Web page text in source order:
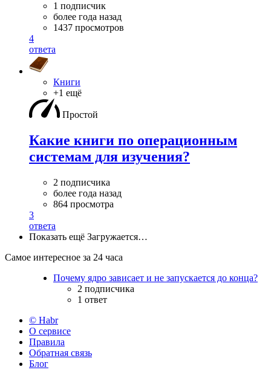
1 подписчик
более года назад
1437 просмотров
4
ответа
Книги
+1 ещё
Простой
Какие книги по операционным
системам для изучения?
2 подписчика
более года назад
864 просмотра
3
ответа
Показать ещё Загружается…
Самое интересное за 24 часа
Почему ядро зависает и не запускается до конца?
2 подписчика
1 ответ
© Habr
О сервисе
Правила
Обратная связь
Блог